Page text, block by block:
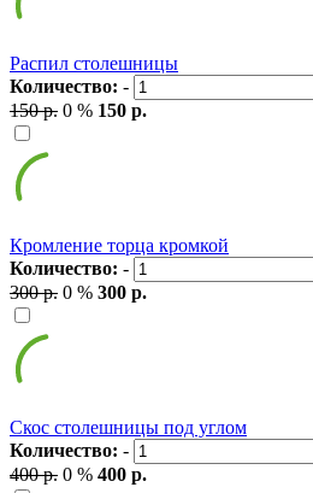
Распил столешницы
Количество: -
150 р. 0 % 150 р.
Кромление торца кромкой
Количество: -
300 р. 0 % 300 р.
Скос столешницы под углом
Количество: -
400 р. 0 % 400 р.